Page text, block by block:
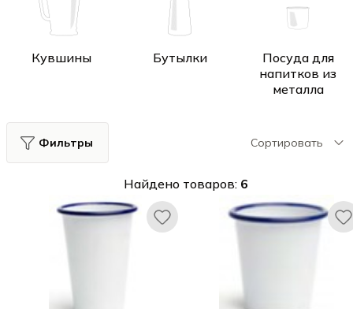
Кувшины Бутылки
Посуда для
напитков из
металла
Фильтры Сортировать
Найдено товаров: 6